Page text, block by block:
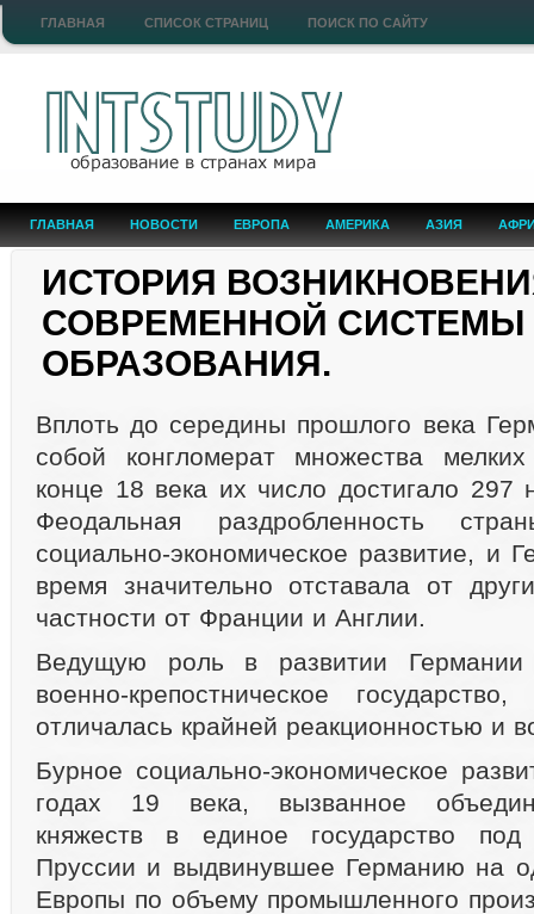
ГЛАВНАЯ СПИСОК СТРАНИЦ ПОИСК ПО САЙТУ
ГЛАВНАЯ НОВОСТИ ЕВРОПА АМЕРИКА АЗИЯ
ИСТОРИЯ
СОВРЕМЕННОЙ СИСТЕМЫ
ОБРАЗОВАНИЯ.
Вплоть до середины прошлого века
собой конгломерат множества
конце 18 века их число достигало
Феодальная раздробленность
социально-экономическое развитие, и
время значительно отставала от
частности от Франции и Англии.
Ведущую роль в развитии
военно-крепостническое
отличалась крайней реакционностью и
Бурное социально-экономическое
годах 19 века, вызванное
княжеств в единое государство
Пруссии и выдвинувшее Германию на
Европы по объему промышленного